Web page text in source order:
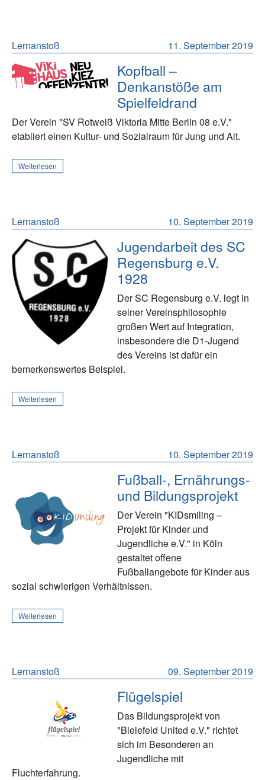
11. September 2019
Lernanstoß
Kopfball –
Denkanstöße am
Spielfeldrand
Der Verein "SV Rotweiß Viktoria Mitte Berlin 08 e.V."
etabliert einen Kultur- und Sozialraum für Jung und Alt.
Weiterlesen
10. September 2019
Lernanstoß
Jugendarbeit des SC
Regensburg e.V.
1928
Der SC Regensburg e.V. legt in
seiner Vereinsphilosophie
großen Wert auf Integration,
insbesondere die D1-Jugend
des Vereins ist dafür ein
bemerkenswertes Beispiel.
Weiterlesen
10. September 2019
Lernanstoß
Fußball-, Ernährungs-
und Bildungsprojekt
Der Verein "KIDsmiling –
Projekt für Kinder und
Jugendliche e.V." in Köln
gestaltet offene
Fußballangebote für Kinder aus
sozial schwierigen Verhältnissen.
Weiterlesen
09. September 2019
Lernanstoß
Flügelspiel
Das Bildungsprojekt von
"Bielefeld United e.V." richtet
sich im Besonderen an
Jugendliche mit
Fluchterfahrung.